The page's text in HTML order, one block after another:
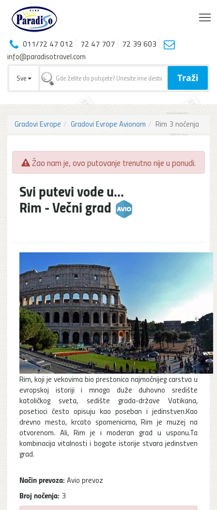
011/72 47 012 72 47 707
72 39 603
info@paradisotravel.com
Sve Traži
Gradovi Evrope Gradovi Evrope Avionom Rim 3 noćenja
Žao nam je, ovo putovanje trenutno nije u ponudi.
Svi putevi vode u...
Rim - Večni grad
Rim, koji je vekovima bio prestonica najmoćnijeg carstva u
evropskoj istoriji i mnogo duže duhovno središte
katoličkog sveta, sedište grada-države Vatikana,
posetioci često opisuju kao poseban i jedinstven.Kao
drevno mesto, krcato spomenicima, Rim je muzej na
otvorenom. Ali, Rim je i moderan grad u usponu.Ta
kombinacija vitalnosti i bogate istorije stvara jedinstven
grad.
Način prevoza: Avio prevoz
Broj noćenja: 3